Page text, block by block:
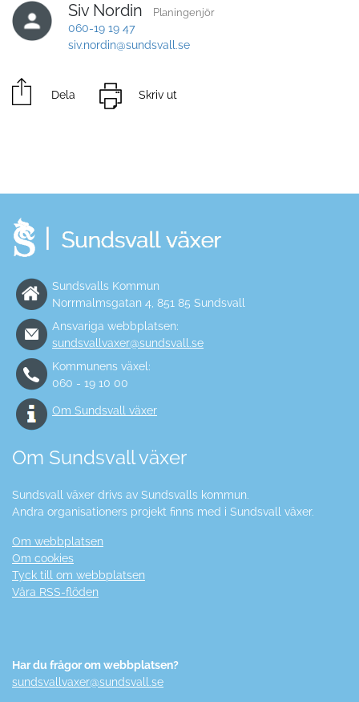
Siv Nordin Planingenjör
060-19 19 47
siv.nordin@sundsvall.se
Dela Skriv ut
Sundsvalls Kommun
Norrmalmsgatan 4, 851 85 Sundsvall
Ansvariga webbplatsen:
sundsvallvaxer@sundsvall.se
Kommunens växel:
060 - 19 10 00
Om Sundsvall växer
Om Sundsvall växer
Sundsvall växer drivs av Sundsvalls kommun.
Andra organisationers projekt finns med i Sundsvall växer.
Om webbplatsen
Om cookies
Tyck till om webbplatsen
Våra RSS-flöden
Har du frågor om webbplatsen?
sundsvallvaxer@sundsvall.se